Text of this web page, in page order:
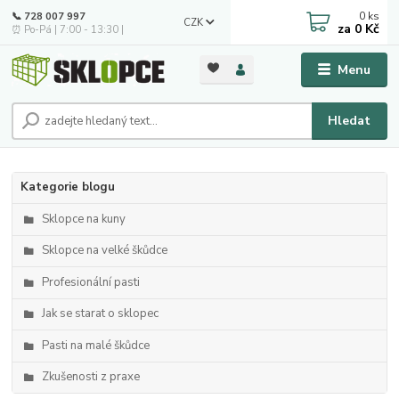
Menu
CZK
Hledat
📞 728 007 997
⏰ Po-Pá | 7:00 - 13:30 |
0 ks
za 0 Kč
Kategorie blogu
Sklopce na kuny
Sklopce na velké škůdce
Profesionální pasti
Jak se starat o sklopec
Pasti na malé škůdce
Zkušenosti z praxe